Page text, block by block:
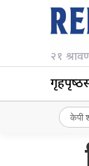
२१
गृहपृष्‍ठ
केपी